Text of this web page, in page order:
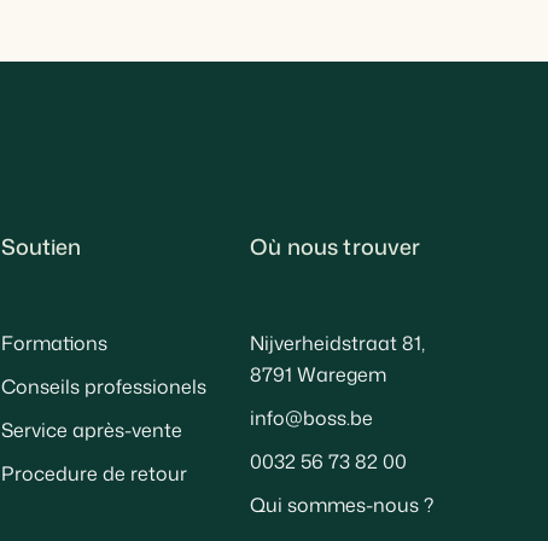
Soutien
Formations
Conseils professionels
Service après-vente
Procedure de retour
Où nous trouver
Nijverheidstraat 81,
8791 Waregem
info@boss.be
0032 56 73 82 00
Qui sommes-nous ?